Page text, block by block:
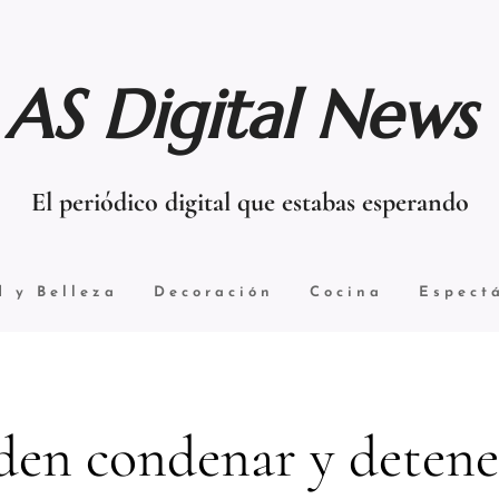
AS Digital News
El periódico digital que estabas esperando
y Belleza Decoración Cocina
condenar y